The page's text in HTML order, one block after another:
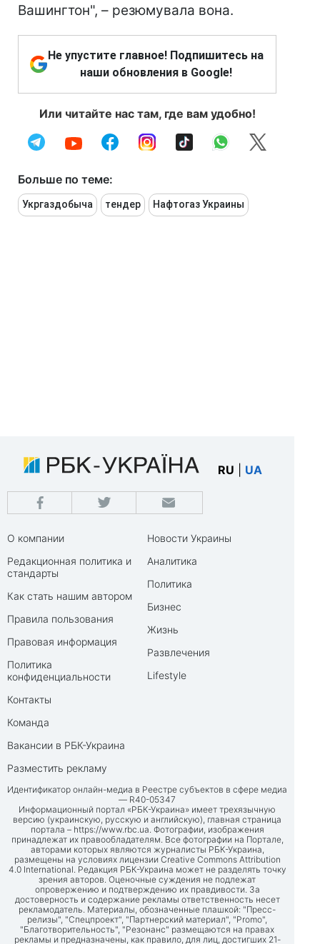
Вашингтон", – резюмувала вона.
Не упустите главное! Подпишитесь на
наши обновления в Google!
Или читайте нас там, где вам удобно!
Больше по теме:
Укргаздобыча тендер Нафтогаз Украины
RU UA
О компании
Редакционная политика и
стандарты
Как стать нашим автором
Правила пользования
Правовая информация
Политика
конфиденциальности
Контакты
Команда
Вакансии в РБК-Украина
Разместить рекламу
Новости Украины
Аналитика
Политика
Бизнес
Жизнь
Развлечения
Lifestyle
Идентификатор онлайн-медиа в Реестре субъектов в сфере медиа
— R40-05347
Информационный портал «РБК-Украина» имеет трехязычную
версию (украинскую, русскую и английскую), главная страница
портала – https://www.rbc.ua. Фотографии, изображения
принадлежат их правообладателям. Все фотографии на Портале,
авторами которых являются журналисты РБК-Украина,
размещены на условиях лицензии Creative Commons Attribution
4.0 International. Редакция РБК-Украина может не разделять точку
зрения авторов. Оценочные суждения не подлежат
опровержению и подтверждению их правдивости. За
достоверность и содержание рекламы ответственность несет
рекламодатель. Материалы, обозначенные плашкой: "Пресс-
релизы", "Спецпроект", "Партнерский материал", "Promo",
"Благотворительность", "Резонанс" размещаются на правах
рекламы и предназначены, как правило, для лиц, достигших 21-